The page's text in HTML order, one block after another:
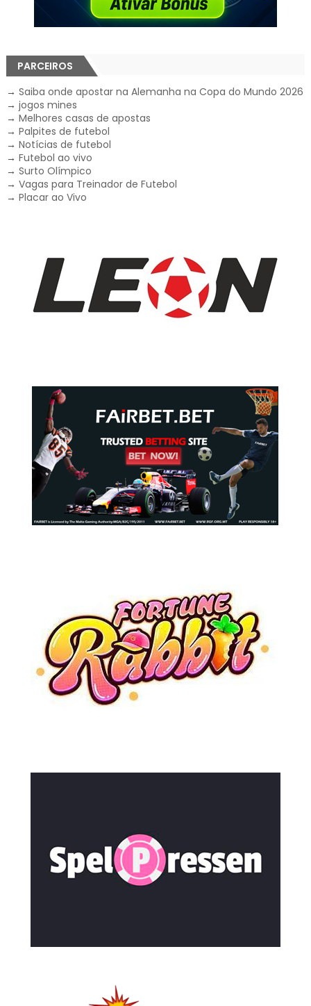
PARCEIROS
→ Saiba onde apostar na Alemanha na Copa do Mundo 2026
→ jogos mines
→ Melhores casas de apostas
→ Palpites de futebol
→ Notícias de futebol
→ Futebol ao vivo
→ Surto Olímpico
→ Vagas para Treinador de Futebol
→ Placar ao Vivo